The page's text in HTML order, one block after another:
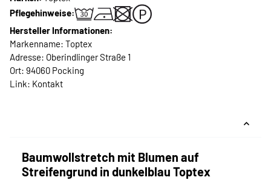
Pflegehinweise:
Hersteller Informationen:
Markenname: Toptex
Adresse: Oberindlinger Straße 1
Ort: 94060 Pocking
Link: Kontakt
Baumwollstretch mit Blumen auf
Streifengrund in dunkelblau Toptex